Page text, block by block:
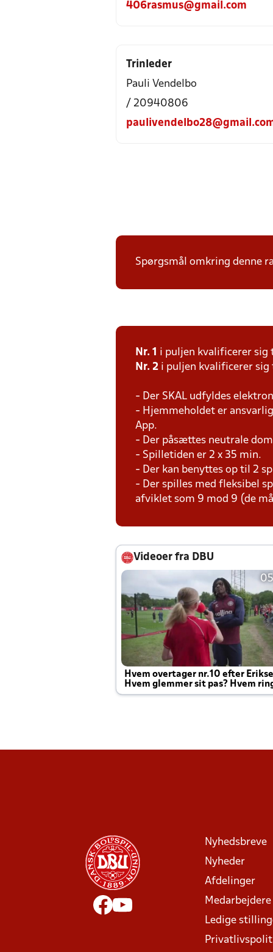
406rasmus@gmail.com
Trinleder
Pauli Vendelbo
/ 20940806
Spørgsmål omkring denne
Nr. 1 i puljen kvalificerer sig
Nr. 2 i puljen kvalificerer sig
- Der SKAL udfyldes
- Hjemmeholdet er
App.
- Der påsættes neutrale
- Spilletiden er 2 x 35 min.
- Der kan benyttes op til 2
- Der spilles med fleksibel
afviklet som 9 mod 9 (de
Videoer fra DBU
Hvem overtager nr.10 efter
Hvem glemmer sit pas? Hvem
Joachim altid til efter kampe?
Nyhedsbreve
Nyheder
Afdelinger
Medarbejdere
Ledige